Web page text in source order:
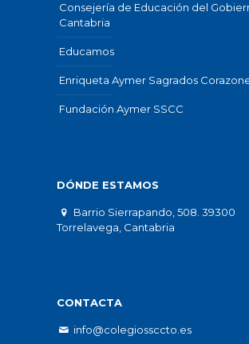
Consejería de Educación del
Cantabria
Educamos
Enriqueta Aymer Sagrados
Fundación Aymer SSCC
DÓNDE ESTAMOS
Barrio Sierrapando, 508. 39300
Torrelavega, Cantabria
CONTACTA
info@colegiossccto.es